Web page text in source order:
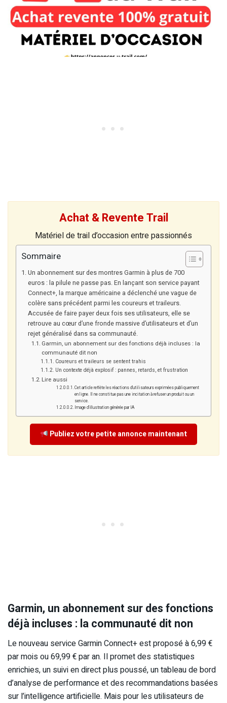
Achat & Revente Trail
Matériel de trail d’occasion entre passionnés
Sommaire
Un abonnement sur des montres Garmin à plus de 700
euros : la pilule ne passe pas. En lançant son service payant
Connect+, la marque américaine a déclenché une vague de
colère sans précédent parmi les coureurs et traileurs.
Accusée de faire payer deux fois ses utilisateurs, elle se
retrouve au cœur d’une fronde massive d’utilisateurs et d’un
rejet généralisé dans sa communauté.
Garmin, un abonnement sur des fonctions déjà incluses : la
communauté dit non
Coureurs et traileurs se sentent trahis
Un contexte déjà explosif : pannes, retards, et frustration
Lire aussi
Cet article reflète les réactions d’utilisateurs exprimées publiquement
en ligne. Il ne constitue pas une incitation à refuser un produit ou un
service.
Image d’illustration générée par IA
Publiez votre petite annonce maintenant
Garmin, un abonnement sur des fonctions
déjà incluses : la communauté dit non
Le nouveau service Garmin Connect+ est proposé à 6,99 €
par mois ou 69,99 € par an. Il promet des statistiques
enrichies, un suivi en direct plus poussé, un tableau de bord
d’analyse de performance et des recommandations basées
sur l’intelligence artificielle. Mais pour les utilisateurs de